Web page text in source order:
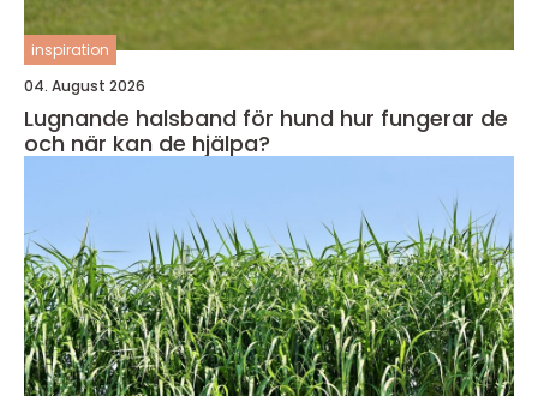
inspiration
04. August 2026
Lugnande halsband för hund hur fungerar de
och när kan de hjälpa?